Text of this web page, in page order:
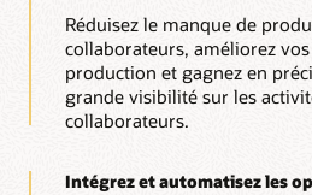
Réduisez le manque de
collaborateurs, améliorez
production et gagnez en
grande visibilité sur les
collaborateurs.
Intégrez et automatisez les